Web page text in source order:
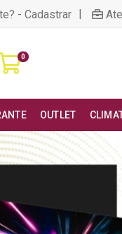
- Cadastrar |
0
OUTLET